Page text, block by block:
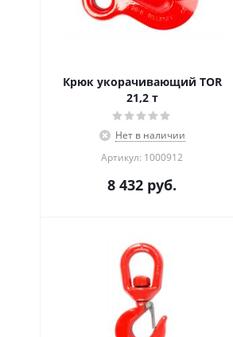
Крюк укорачивающий TOR
21,2 т
Нет в наличии
Артикул: 1000912
8 432 руб.